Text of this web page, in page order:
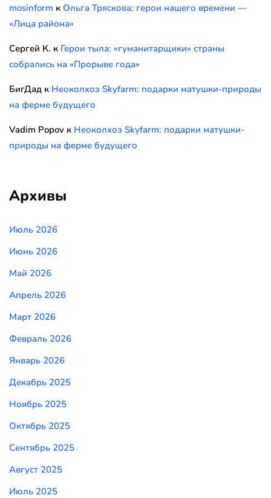
mosinform к Ольга Тряскова: герои нашего времени —
«Лица района»
Сергей К. к Герои тыла: «гуманитарщики» страны
собрались на «Прорыве года»
БигДад к Неоколхоз Skyfarm: подарки матушки-природы
на ферме будущего
Vadim Popov к Неоколхоз Skyfarm: подарки матушки-
природы на ферме будущего
Архивы
Июль 2026
Июнь 2026
Май 2026
Апрель 2026
Март 2026
Февраль 2026
Январь 2026
Декабрь 2025
Ноябрь 2025
Октябрь 2025
Сентябрь 2025
Август 2025
Июль 2025